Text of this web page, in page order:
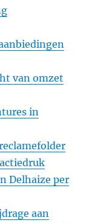
van omzet
in
Delhaize per
aan